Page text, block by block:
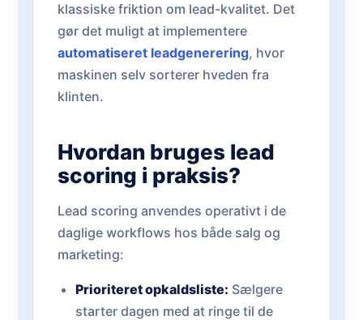
klassiske friktion om lead-kvalitet. Det
gør det muligt at implementere
automatiseret leadgenerering, hvor
maskinen selv sorterer hveden fra
klinten.
Hvordan bruges lead
scoring i praksis?
Lead scoring anvendes operativt i de
daglige workflows hos både salg og
marketing:
Prioriteret opkaldsliste: Sælgere
starter dagen med at ringe til de